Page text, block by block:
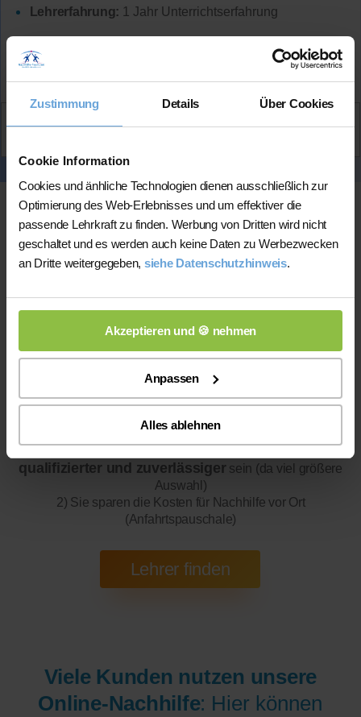
Zustimmung Details Über Cookies
Cookie Information
Cookies und änhliche Technologien dienen ausschließlich zur
Optimierung des Web-Erlebnisses und um effektiver die
passende Lehrkraft zu finden. Werbung von Dritten wird nicht
geschaltet und es werden auch keine Daten zu Werbezwecken
an Dritte weitergegeben, siehe Datenschutzhinweis.
Akzeptieren und 🍪 nehmen
Anpassen
Alles ablehnen
Lehrerfahrung: 1 Jahr Unterrichtserfahrung
Online-Unterricht
Bitte beachten Sie, dass wir fürOnline-Unterricht
200 bis 300 mal bessere Auswahl haben, wodurch sich für
qualifizierter und zuverlässiger sein (da viel größere
Auswahl)
2) Sie sparen die Kosten für Nachhilfe vor Ort
(Anfahrtspauschale)
Viele Kunden nutzen unsere
Online-Nachhilfe: Hier können